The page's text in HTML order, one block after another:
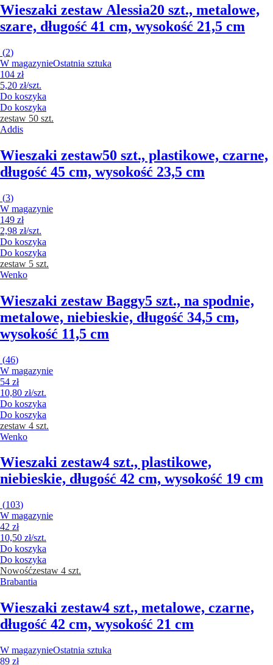
Wieszaki zestaw Alessia20 szt., metalowe,
szare, długość 41 cm, wysokość 21,5 cm
(2)
W magazynieOstatnia sztuka
104 zł
5,20 zł/szt.
Do koszyka
Do koszyka
zestaw 50 szt.
Addis
Wieszaki zestaw50 szt., plastikowe, czarne,
długość 45 cm, wysokość 23,5 cm
(3)
W magazynie
149 zł
2,98 zł/szt.
Do koszyka
Do koszyka
zestaw 5 szt.
Wenko
Wieszaki zestaw Baggy5 szt., na spodnie,
metalowe, niebieskie, długość 34,5 cm,
wysokość 11,5 cm
(46)
W magazynie
54 zł
10,80 zł/szt.
Do koszyka
Do koszyka
zestaw 4 szt.
Wenko
Wieszaki zestaw4 szt., plastikowe,
niebieskie, długość 42 cm, wysokość 19 cm
(103)
W magazynie
42 zł
10,50 zł/szt.
Do koszyka
Do koszyka
Nowośćzestaw 4 szt.
Brabantia
Wieszaki zestaw4 szt., metalowe, czarne,
długość 42 cm, wysokość 21 cm
W magazynieOstatnia sztuka
89 zł